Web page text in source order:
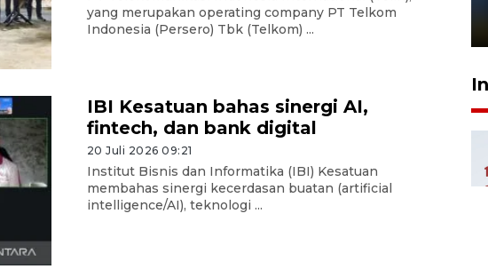
yang merupakan operating company PT Telkom
Indonesia (Persero) Tbk (Telkom) ...
IBI Kesatuan bahas sinergi AI,
fintech, dan bank digital
20 Juli 2026 09:21
Institut Bisnis dan Informatika (IBI) Kesatuan
membahas sinergi kecerdasan buatan (artificial
intelligence/AI), teknologi ...
1 Juni 2026 05:47